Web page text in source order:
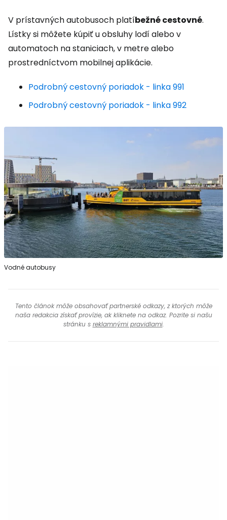
V prístavných autobusoch platíbežné cestovné.
Lístky si môžete kúpiť u obsluhy lodí alebo v
automatoch na staniciach, v metre alebo
prostredníctvom mobilnej aplikácie.
Podrobný cestovný poriadok - linka 991
Podrobný cestovný poriadok - linka 992
Vodné autobusy
Tento článok môže obsahovať partnerské odkazy, z ktorých môže
naša redakcia získať provízie, ak kliknete na odkaz. Pozrite si našu
stránku s reklamnými pravidlami.